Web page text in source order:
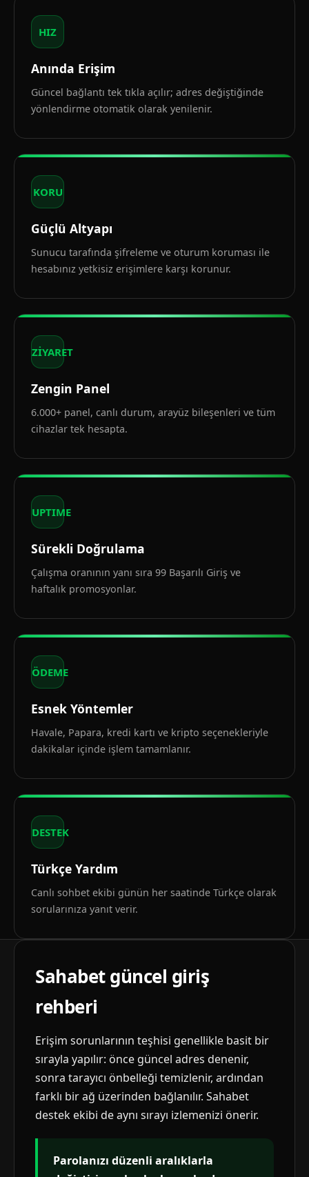
HIZ
Anında Erişim
Güncel bağlantı tek tıkla açılır; adres değiştiğinde
yönlendirme otomatik olarak yenilenir.
KORU
Güçlü Altyapı
Sunucu tarafında şifreleme ve oturum koruması ile
hesabınız yetkisiz erişimlere karşı korunur.
ZİYARET
Zengin Panel
6.000+ panel, canlı durum, arayüz bileşenleri ve tüm
cihazlar tek hesapta.
UPTIME
Sürekli Doğrulama
Çalışma oranının yanı sıra 99 Başarılı Giriş ve
haftalık promosyonlar.
ÖDEME
Esnek Yöntemler
Havale, Papara, kredi kartı ve kripto seçenekleriyle
dakikalar içinde işlem tamamlanır.
DESTEK
Türkçe Yardım
Canlı sohbet ekibi günün her saatinde Türkçe olarak
sorularınıza yanıt verir.
Sahabet güncel giriş
rehberi
Erişim sorunlarının teşhisi genellikle basit bir
sırayla yapılır: önce güncel adres denenir,
sonra tarayıcı önbelleği temizlenir, ardından
farklı bir ağ üzerinden bağlanılır. Sahabet
destek ekibi de aynı sırayı izlemenizi önerir.
Parolanızı düzenli aralıklarla